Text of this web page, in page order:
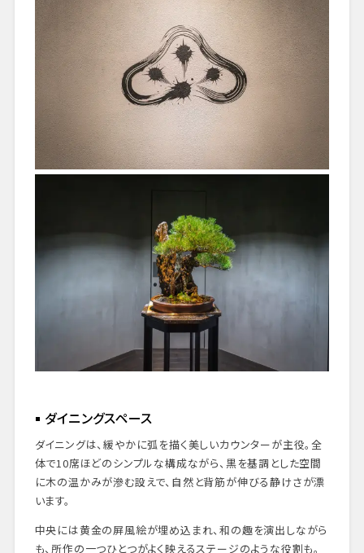
ダイニングスペース
ダイニングは、緩やかに弧を描く美しいカウンターが主役。全
体で10席ほどのシンプルな構成ながら、黒を基調とした空間
に木の温かみが滲む設えで、自然と背筋が伸びる静けさが漂
います。
中央には黄金の屏風絵が埋め込まれ、和の趣を演出しながら
も、所作の一つひとつがよく映えるステージのような役割も。